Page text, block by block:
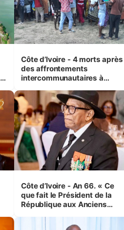
Côte d’Ivoire - 4 morts après
des affrontements
intercommunautaires à
correspondant au milieu des
sinistrés
Côte d’Ivoire - An 66. « Ce
que fait le Président de la
République aux Anciens
(Cne Yassoungo Koné ®)